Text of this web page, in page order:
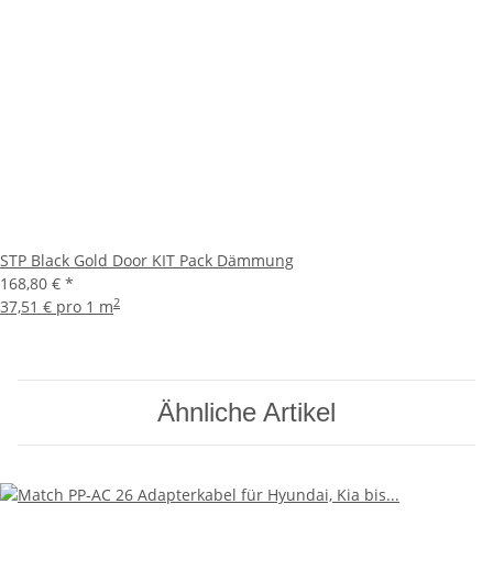
STP Black Gold Door KIT Pack Dämmung
168,80 € *
37,51 € pro 1 m2
Ähnliche Artikel